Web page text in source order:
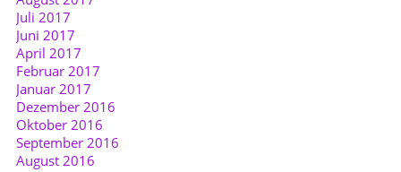
Juli 2017
Juni 2017
April 2017
Februar 2017
Januar 2017
Dezember 2016
Oktober 2016
September 2016
August 2016